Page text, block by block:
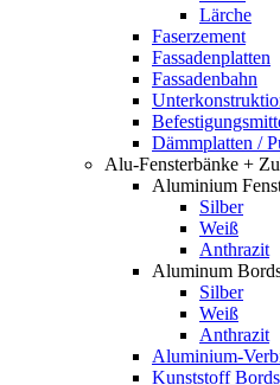
Lärche
Faserzement
Fassadenplatten
Fassadenbahn
Dämmplatten /
Alu-Fensterbänke +
Aluminium
Silber
Weiß
Anthrazit
Aluminum
Silber
Weiß
Anthrazit
Aluminium-
Kunststoff